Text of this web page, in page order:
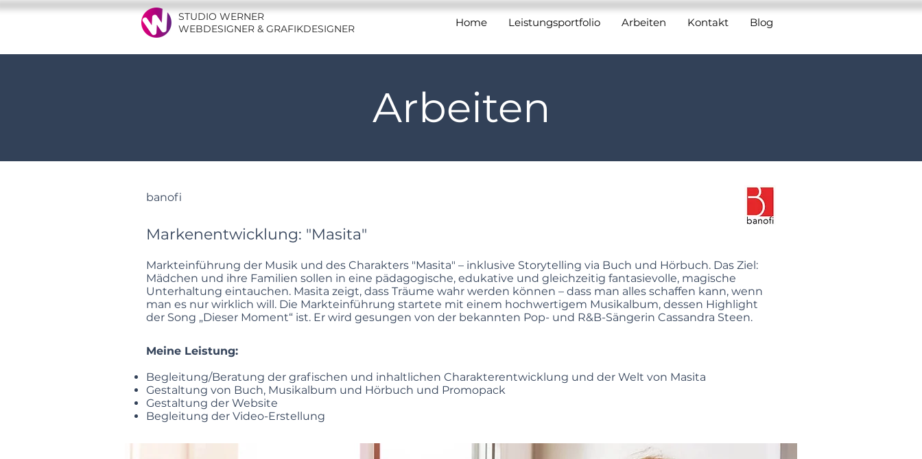
Home Leistungsportfolio Arbeiten Kontakt Blog
STUDIO WERNER
WEBDESIGNER & GRAFIKDESIGNER
Arbeiten
banofi
Markenentwicklung: "Masita"
Markteinführung der Musik und des Charakters "Masita" – inklusive Storytelling via Buch und Hörbuch. Das Ziel:
Mädchen und ihre Familien sollen in eine pädagogische, edukative und gleichzeitig fantasievolle, magische
Unterhaltung eintauchen. Masita zeigt, dass Träume wahr werden können – dass man alles schaffen kann, wenn
man es nur wirklich will. Die Markteinführung startete mit einem hochwertigem Musikalbum, dessen Highlight
der Song „Dieser Moment“ ist. Er wird gesungen von der bekannten Pop- und R&B-Sängerin Cassandra Steen.
Meine Leistung:
Begleitung/Beratung der grafischen und inhaltlichen Charakterentwicklung und der Welt von Masita
Gestaltung von Buch, Musikalbum und Hörbuch und Promopack
Gestaltung der Website
Begleitung der Video-Erstellung